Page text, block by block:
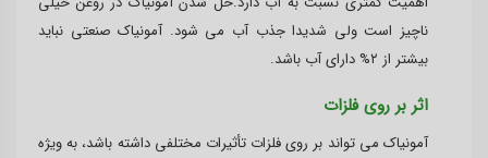
ناچیز است ولی شدیدا جذب آب می شود. آمونیاک صنعتی نباید
بیشتر از ۲% دارای آب باشد.
اثر بر روی فلزات
آمونیاک می تواند بر روی فلزات تأثیرات مختلفی داشته باشد، به ویژه